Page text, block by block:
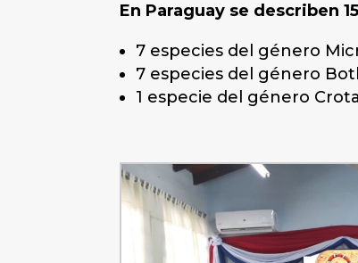
En Paraguay se describen
7 especies del género
7 especies del género
1 especie del género